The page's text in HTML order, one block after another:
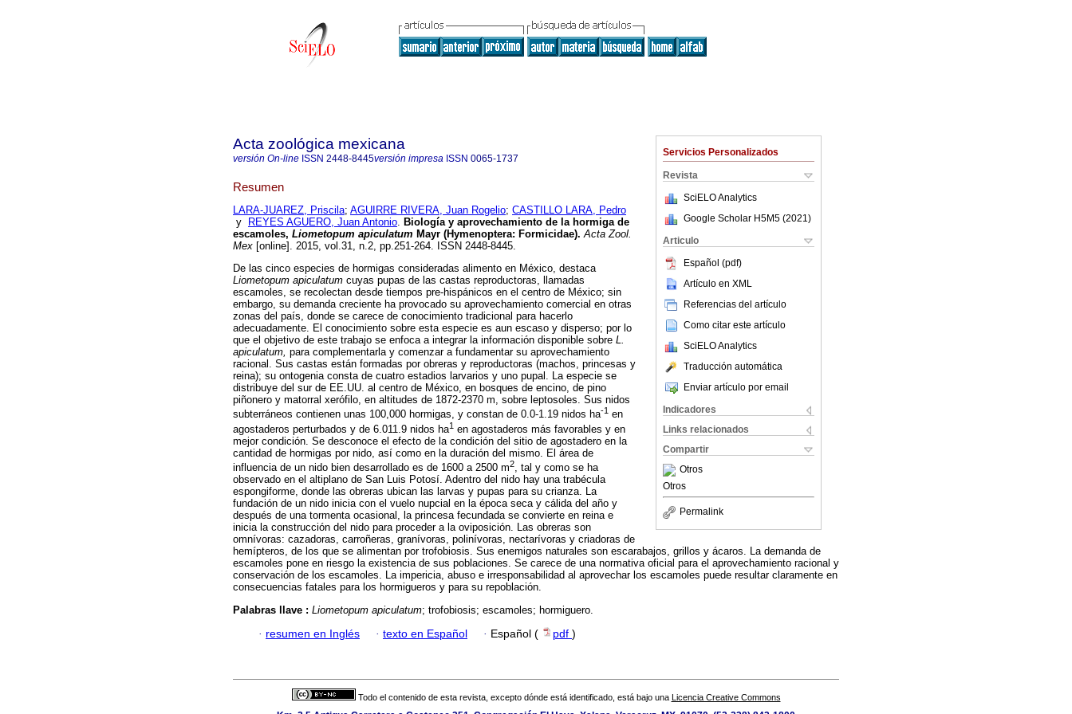
Servicios Personalizados
Revista
SciELO Analytics
Google Scholar H5M5 (2021 )
Articulo
Español (pdf)
Artículo en XML
Referencias del artículo
Como citar este artículo
SciELO Analytics
Traducción automática
Enviar artículo por email
Indicadores
Links relacionados
Compartir
Otros
Otros
Permalink
Acta zoológica mexicana
versión On-line ISSN 2448-8445versión impresa ISSN 0065-1737
Resumen
LARA-JUAREZ, Priscila; AGUIRRE RIVERA, Juan Rogelio; CASTILLO LARA, Pedro
y
REYES AGUERO, Juan Antonio. Biología y aprovechamiento de la hormiga de
escamoles, Liometopum apiculatum Mayr (Hymenoptera: Formicidae). Acta Zool.
Mex [online]. 2015, vol.31, n.2, pp.251-264. ISSN 2448-8445.
De las cinco especies de hormigas consideradas alimento en México, destaca
Liometopum apiculatum cuyas pupas de las castas reproductoras, llamadas
escamoles, se recolectan desde tiempos pre-hispánicos en el centro de México; sin
embargo, su demanda creciente ha provocado su aprovechamiento comercial en otras
zonas del país, donde se carece de conocimiento tradicional para hacerlo
adecuadamente. El conocimiento sobre esta especie es aun escaso y disperso; por lo
que el objetivo de este trabajo se enfoca a integrar la información disponible sobre L.
apiculatum, para complementarla y comenzar a fundamentar su aprovechamiento
racional. Sus castas están formadas por obreras y reproductoras (machos, princesas y
reina); su ontogenia consta de cuatro estadios larvarios y uno pupal. La especie se
distribuye del sur de EE.UU. al centro de México, en bosques de encino, de pino
piñonero y matorral xerófilo, en altitudes de 1872-2370 m, sobre leptosoles. Sus nidos
subterráneos contienen unas 100,000 hormigas, y constan de 0.0-1.19 nidos ha-1 en
agostaderos perturbados y de 6.011.9 nidos ha1 en agostaderos más favorables y en
mejor condición. Se desconoce el efecto de la condición del sitio de agostadero en la
cantidad de hormigas por nido, así como en la duración del mismo. El área de
influencia de un nido bien desarrollado es de 1600 a 2500 m2, tal y como se ha
observado en el altiplano de San Luis Potosí. Adentro del nido hay una trabécula
espongiforme, donde las obreras ubican las larvas y pupas para su crianza. La
fundación de un nido inicia con el vuelo nupcial en la época seca y cálida del año y
después de una tormenta ocasional, la princesa fecundada se convierte en reina e
inicia la construcción del nido para proceder a la oviposición. Las obreras son
omnívoras: cazadoras, carroñeras, granívoras, polinívoras, nectarívoras y criadoras de
hemípteros, de los que se alimentan por trofobiosis. Sus enemigos naturales son escarabajos, grillos y ácaros. La demanda de
escamoles pone en riesgo la existencia de sus poblaciones. Se carece de una normativa oficial para el aprovechamiento racional y
conservación de los escamoles. La impericia, abuso e irresponsabilidad al aprovechar los escamoles puede resultar claramente en
consecuencias fatales para los hormigueros y para su repoblación.
Palabras llave : Liometopum apiculatum; trofobiosis; escamoles; hormiguero.
· resumen en Inglés · texto en Español · Español ( pdf )
Todo el contenido de esta revista, excepto dónde está identificado, está bajo una Licencia Creative Commons